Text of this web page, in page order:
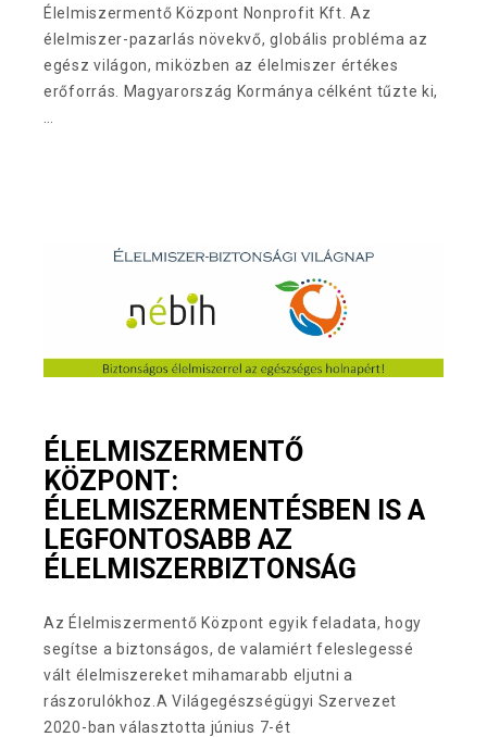
Élelmiszermentő Központ Nonprofit Kft. Az
élelmiszer-pazarlás növekvő, globális probléma az
egész világon, miközben az élelmiszer értékes
erőforrás. Magyarország Kormánya célként tűzte ki,
ÉLELMISZERMENTŐ
KÖZPONT:
ÉLELMISZERMENTÉSBEN IS A
LEGFONTOSABB AZ
ÉLELMISZERBIZTONSÁG
Az Élelmiszermentő Központ egyik feladata, hogy
segítse a biztonságos, de valamiért feleslegessé
vált élelmiszereket mihamarabb eljutni a
rászorulókhoz.A Világegészségügyi Szervezet
2020-ban választotta június 7-ét